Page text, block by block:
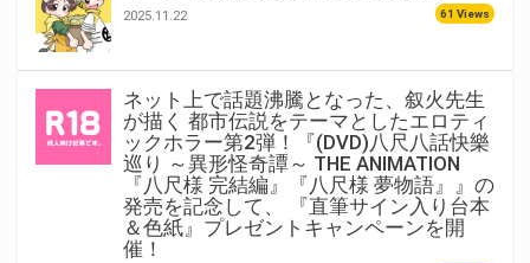
2025.11.22 61 Views
ネット上で話題沸騰となった、叙火先生
が描く 都市伝説をテーマとしたエロティ
ックホラー第2弾！『(DVD)八尺八話快樂
巡り ～異形怪奇譚～ THE ANIMATION
『八尺様 完結編』『八尺様 夢物語』』の
発売を記念して、 『直筆サイン入り台本
＆色紙』プレゼントキャンペーンを開
催！